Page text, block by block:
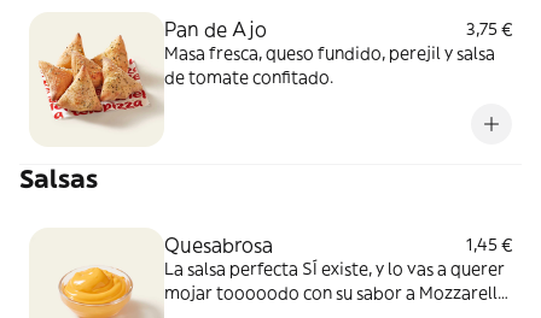
Pan de Ajo
3,75 €
Masa fresca, queso fundido, perejil y salsa
de tomate confitado.
Salsas
Quesabrosa
1,45 €
La salsa perfecta SÍ existe, y lo vas a querer
mojar tooooodo con su sabor a Mozzarella